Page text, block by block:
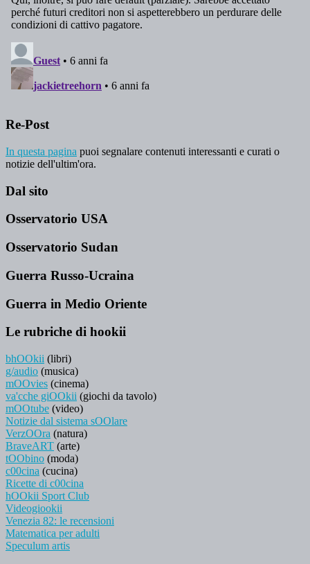
Re-Post
In questa pagina puoi segnalare contenuti interessanti e curati o
notizie dell'ultim'ora.
Dal sito
Osservatorio USA
Osservatorio Sudan
Guerra Russo-Ucraina
Guerra in Medio Oriente
Le rubriche di hookii
bhOOkii (libri)
g/audio (musica)
mOOvies (cinema)
va'cche giOOkii (giochi da tavolo)
mOOtube (video)
Notizie dal sistema sOOlare
VerzOOra (natura)
BraveART (arte)
tOObino (moda)
c00cina (cucina)
Ricette di c00cina
hOOkii Sport Club
Videogiookii
Venezia 82: le recensioni
Matematica per adulti
Speculum artis